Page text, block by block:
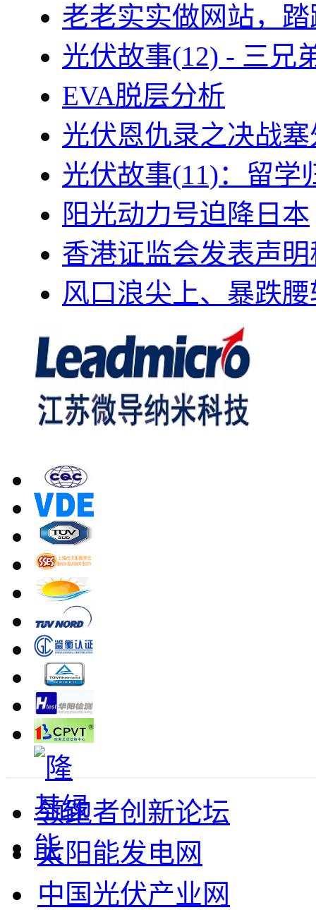
老老实实做网站，
光伏故事(12) - 三兄
EVA脱层分析
光伏恩仇录之决战
光伏故事(11)：留学
阳光动力号迫降日本
香港证监会发表声
风口浪尖上、暴跌
领跑者创新论坛
太阳能发电网
中国光伏产业网